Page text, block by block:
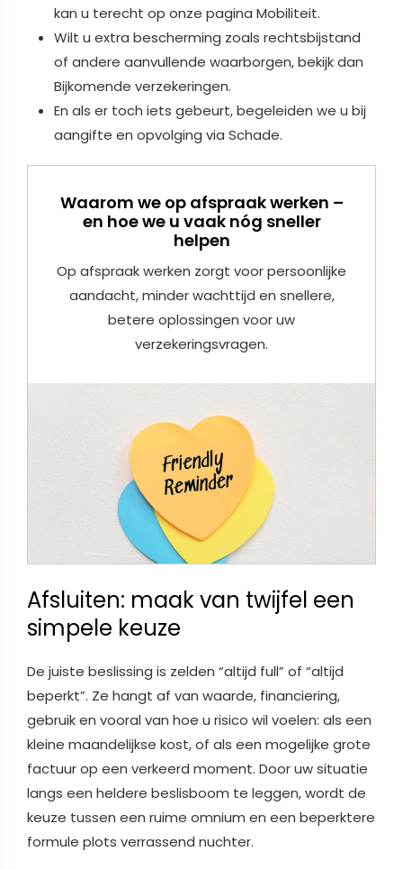
kan u terecht op onze pagina Mobiliteit.
Wilt u extra bescherming zoals rechtsbijstand
of andere aanvullende waarborgen, bekijk dan
Bijkomende verzekeringen.
En als er toch iets gebeurt, begeleiden we u bij
aangifte en opvolging via Schade.
Waarom we op afspraak werken –
en hoe we u vaak nóg sneller
helpen
Op afspraak werken zorgt voor persoonlijke
aandacht, minder wachttijd en snellere,
betere oplossingen voor uw
verzekeringsvragen.
Afsluiten: maak van twijfel een
simpele keuze
De juiste beslissing is zelden “altijd full” of “altijd
beperkt”. Ze hangt af van waarde, financiering,
gebruik en vooral van hoe u risico wil voelen: als een
kleine maandelijkse kost, of als een mogelijke grote
factuur op een verkeerd moment. Door uw situatie
langs een heldere beslisboom te leggen, wordt de
keuze tussen een ruime omnium en een beperktere
formule plots verrassend nuchter.